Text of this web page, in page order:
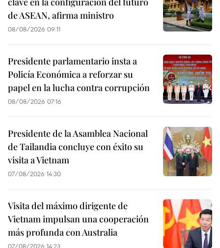
de ASEAN, afirma ministro
08/08/2026 09:11
Presidente parlamentario insta a
Policía Económica a reforzar su
papel en la lucha contra corrupción
08/08/2026 07:16
Presidente de la Asamblea Nacional
de Tailandia concluye con éxito su
visita a Vietnam
07/08/2026 14:30
Visita del máximo dirigente de
Vietnam impulsan una cooperación
más profunda con Australia
07/08/2026 14:23